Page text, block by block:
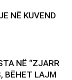
NË KUVEND
NË “ZJARR
BËHET LAJM